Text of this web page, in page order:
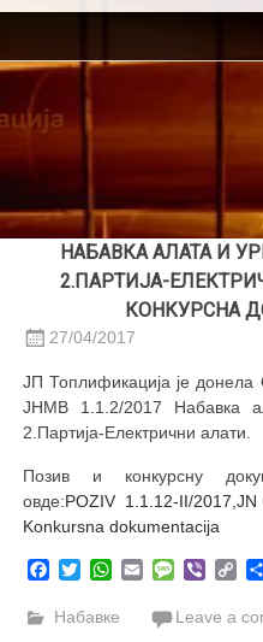
Skip
content
НАБАВКА АЛАТА И
2.ПАРТИЈА-
КОНКУРСНА
27/04/2017
ЈП Топлификација је
ЈНМВ 1.1.2/2017 Набавка
2.Партија-Електрични алати.
Позив и конкурсну
овде:POZIV 1.1.12-II/2017,
Konkursna dokumentacija
Facebook
TwitterWhatsApp
EmailMessage
Viber
Набавке Leave a